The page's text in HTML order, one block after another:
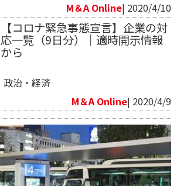
M＆A Online| 2020/4/10
【コロナ緊急事態宣言】企業の対
応一覧（9日分）｜適時開示情報
から
政治・経済
M＆A Online| 2020/4/9